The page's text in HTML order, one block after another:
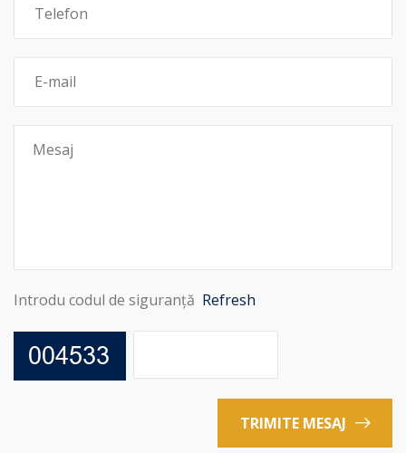
Introdu codul de siguranță Refresh
TRIMITE MESAJ